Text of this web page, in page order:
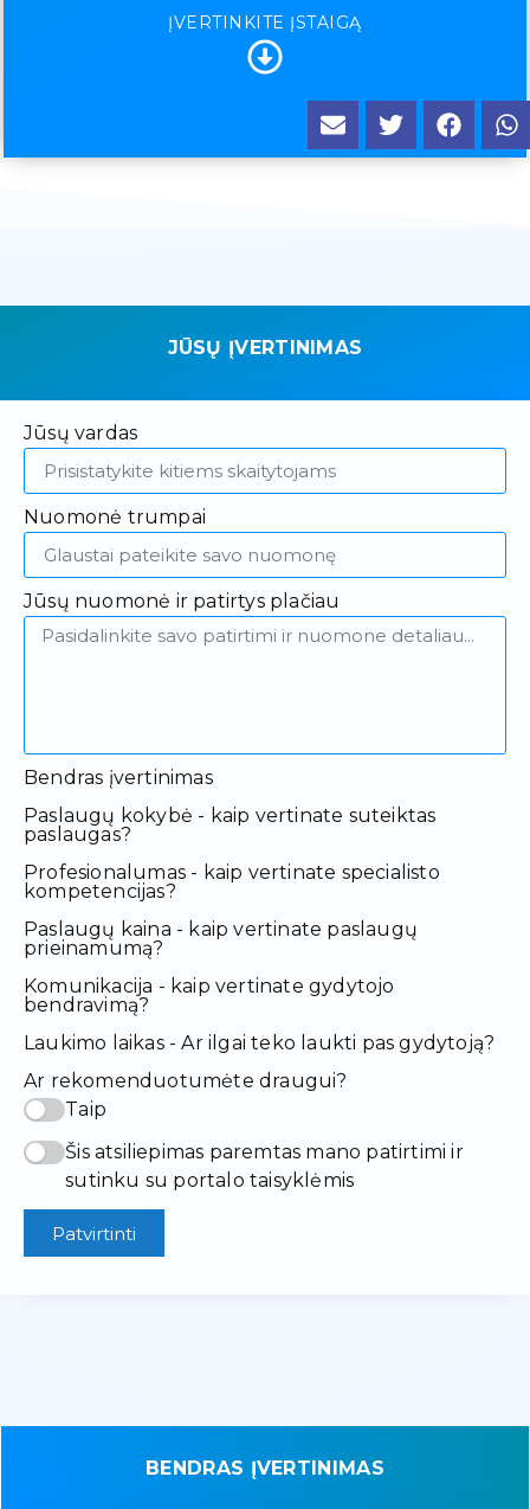
ĮVERTINKITE ĮSTAIGĄ
JŪSŲ ĮVERTINIMAS
Jūsų vardas
Nuomonė trumpai
Jūsų nuomonė ir patirtys plačiau
Bendras įvertinimas
Paslaugų kokybė - kaip vertinate suteiktas
paslaugas?
Profesionalumas - kaip vertinate specialisto
kompetencijas?
Paslaugų kaina - kaip vertinate paslaugų
prieinamumą?
Komunikacija - kaip vertinate gydytojo
bendravimą?
Laukimo laikas - Ar ilgai teko laukti pas gydytoją?
Ar rekomenduotumėte draugui?
Taip
Šis atsiliepimas paremtas mano patirtimi ir
sutinku su portalo taisyklėmis
Patvirtinti
BENDRAS ĮVERTINIMAS